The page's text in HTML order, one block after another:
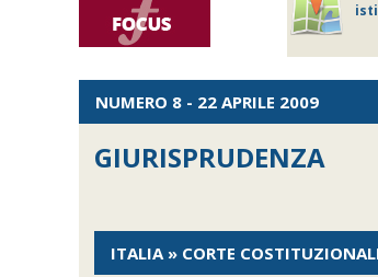
NUMERO 8 - 22 APRILE 2009
GIURISPRUDENZA
ITALIA » CORTE